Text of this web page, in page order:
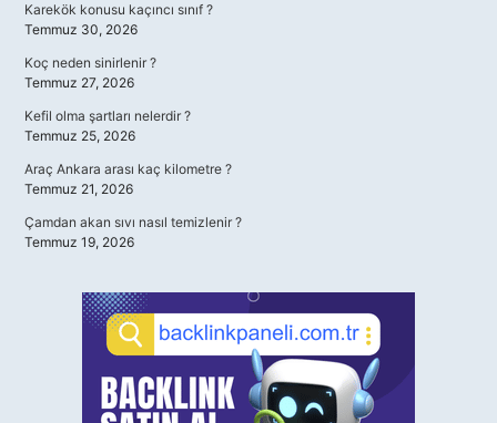
Karekök konusu kaçıncı sınıf ?
Temmuz 30, 2026
Koç neden sinirlenir ?
Temmuz 27, 2026
Kefil olma şartları nelerdir ?
Temmuz 25, 2026
Araç Ankara arası kaç kilometre ?
Temmuz 21, 2026
Çamdan akan sıvı nasıl temizlenir ?
Temmuz 19, 2026